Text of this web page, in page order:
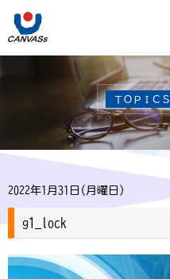
ＴＯＰＩＣＳ
2022年1月31日(月曜日)
g1_lock